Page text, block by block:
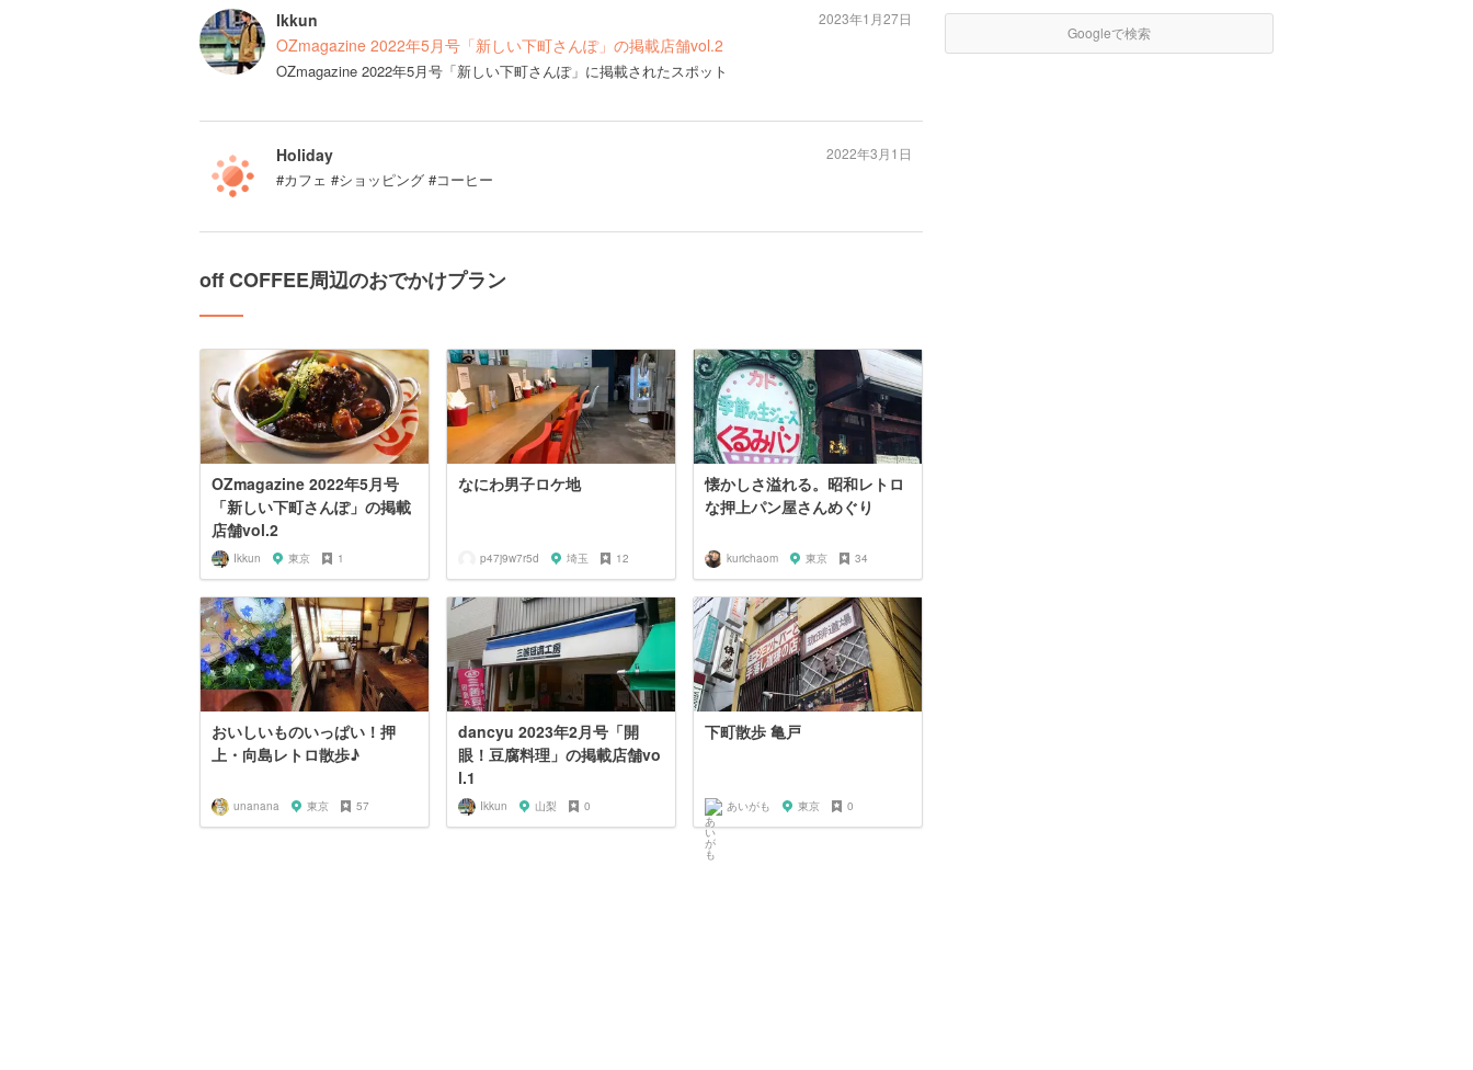
Ikkun
OZmagazine 2022年5月号「新しい下町さんぽ」の掲載店舗vol.2
OZmagazine 2022年5月号「新しい下町さんぽ」に掲載されたスポット
2023年1月27日
Holiday
#カフェ #ショッピング #コーヒー
2022年3月1日
off COFFEE周辺のおでかけプラン
OZmagazine 2022年5月号
「新しい下町さんぽ」の掲載
店舗vol.2
Ikkun 東京 1
なにわ男子ロケ地
p47j9w7r5d 埼玉 12
懐かしさ溢れる。昭和レトロ
な押上パン屋さんめぐり
kurichaom 東京 34
おいしいものいっぱい！押
上・向島レトロ散歩♪
unanana 東京 57
dancyu 2023年2月号「開
眼！豆腐料理」の掲載店舗vo
l.1
Ikkun 山梨 0
下町散歩 亀戸
あいがも 東京 0
Googleで検索